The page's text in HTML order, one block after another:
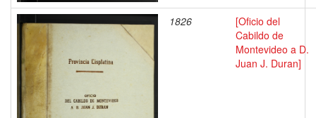
1826
[Oficio del
Cabildo de
Montevideo a D.
Juan J. Duran]